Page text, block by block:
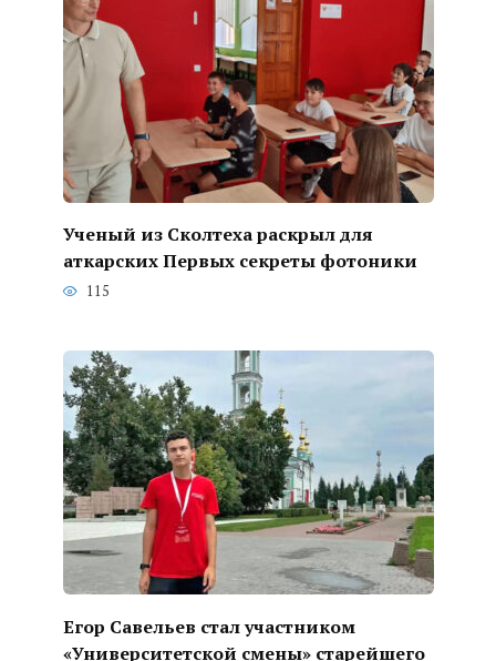
Ученый из Сколтеха раскрыл для
аткарских Первых секреты фотоники
115
Егор Савельев стал участником
«Университетской смены» старейшего